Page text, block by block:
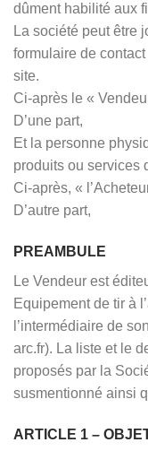
dûment habilité aux
La société peut être
formulaire de
site.
Ci-après le «
D’une part,
Et la personne
produits ou services
Ci-après, «
D’autre part,
PREAMBULE
Le Vendeur est
Equipement de tir à
l’intermédiaire de
arc.fr). La liste et le
proposés par la
susmentionné ainsi
ARTICLE 1 –